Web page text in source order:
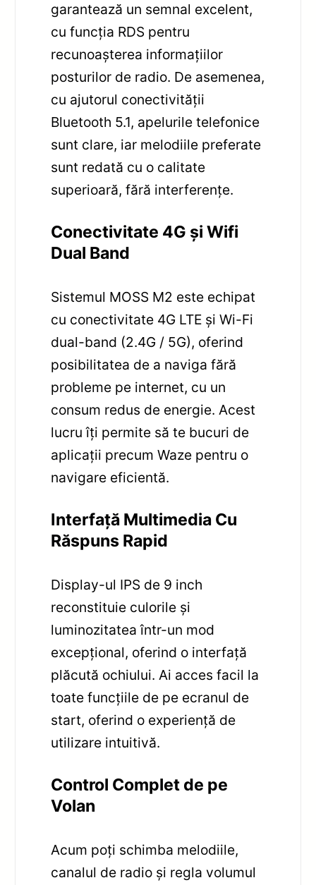
garantează un semnal excelent,
cu funcția RDS pentru
recunoașterea informațiilor
posturilor de radio. De asemenea,
cu ajutorul conectivității
Bluetooth 5.1, apelurile telefonice
sunt clare, iar melodiile preferate
sunt redată cu o calitate
superioară, fără interferențe.
Conectivitate 4G și Wifi
Dual Band
Sistemul MOSS M2 este echipat
cu conectivitate 4G LTE și Wi-Fi
dual-band (2.4G / 5G), oferind
posibilitatea de a naviga fără
probleme pe internet, cu un
consum redus de energie. Acest
lucru îți permite să te bucuri de
aplicații precum Waze pentru o
navigare eficientă.
Interfață Multimedia Cu
Răspuns Rapid
Display-ul IPS de 9 inch
reconstituie culorile și
luminozitatea într-un mod
excepțional, oferind o interfață
plăcută ochiului. Ai acces facil la
toate funcțiile de pe ecranul de
start, oferind o experiență de
utilizare intuitivă.
Control Complet de pe
Volan
Acum poți schimba melodiile,
canalul de radio și regla volumul